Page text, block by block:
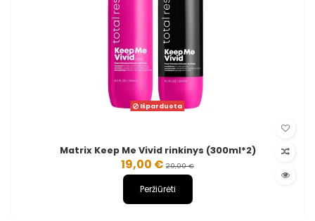
Išparduota
Matrix Keep Me Vivid rinkinys (300ml*2)
19,00 € 20,00 €
Peržiūrėti